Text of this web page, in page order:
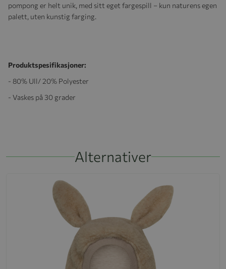
pompong er helt unik, med sitt eget fargespill – kun naturens egen
palett, uten kunstig farging.
Produktspesifikasjoner:
- 80% Ull/ 20% Polyester
- Vaskes på 30 grader
Alternativer